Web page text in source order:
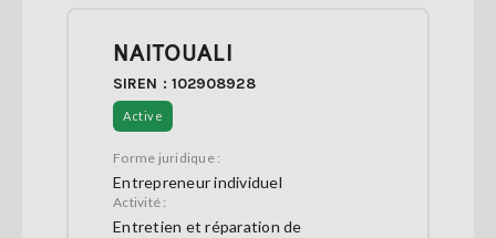
NAITOUALI
SIREN : 102908928
Active
Forme juridique :
Entrepreneur individuel
Activité :
Entretien et réparation de